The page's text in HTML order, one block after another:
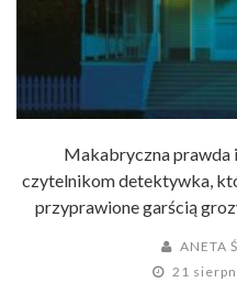
Makabryczna prawda
czytelnikom detektywka,
przyprawione garścią
ANETA
21